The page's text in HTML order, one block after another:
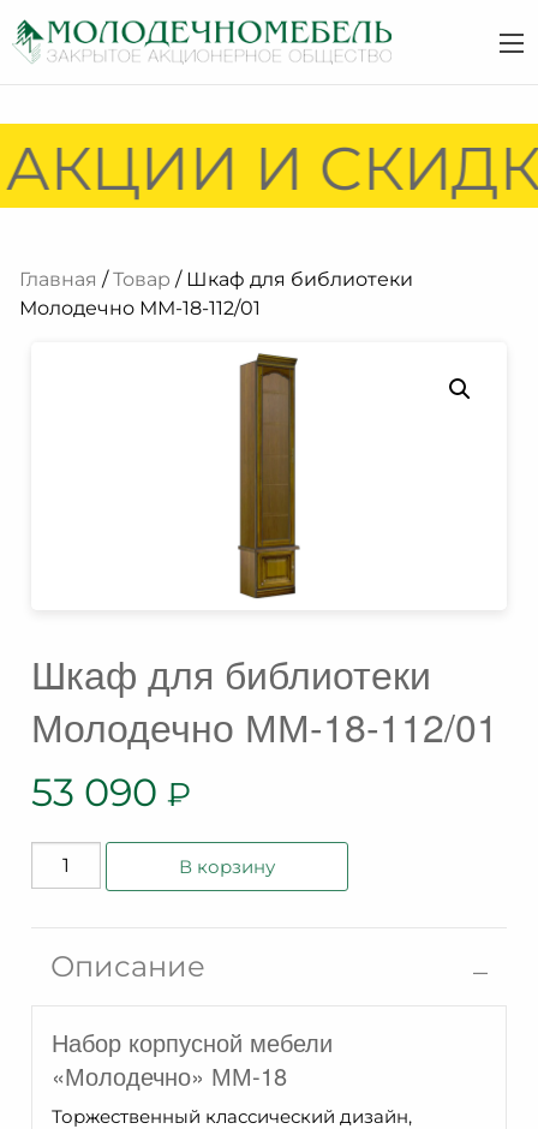
И
Главная /Товар / Шкаф для библиотеки
Молодечно ММ-18-112/01
Шкаф для библиотеки
Молодечно ММ-18-112/01
53 090 ₽
Количество
товара
библиотеки
Молодечно
ММ-18-
112/01
В корзину
Описание
Набор корпусной мебели
«Молодечно» ММ-18
Торжественный классический дизайн,